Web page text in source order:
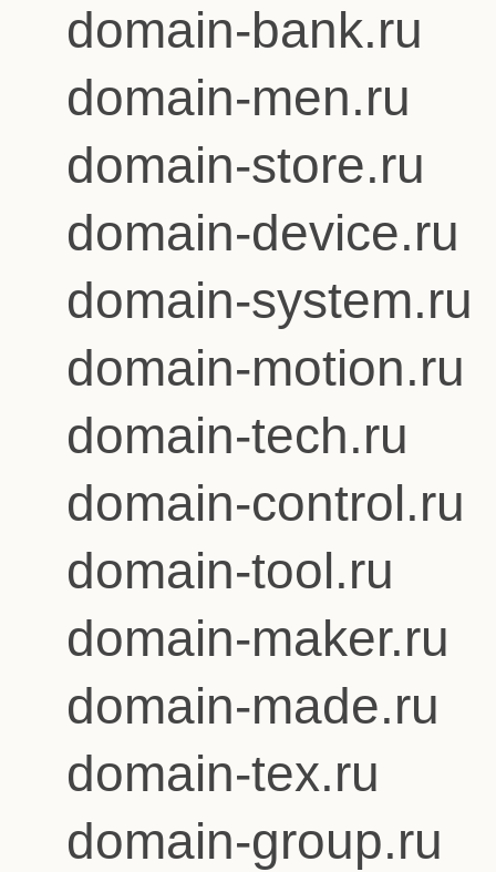
domain-bank.ru
domain-men.ru
domain-store.ru
domain-device.ru
domain-system.ru
domain-motion.ru
domain-tech.ru
domain-control.ru
domain-tool.ru
domain-maker.ru
domain-made.ru
domain-tex.ru
domain-group.ru